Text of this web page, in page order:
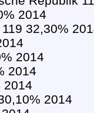
2014
32,30%
2014
2014
2014
2014